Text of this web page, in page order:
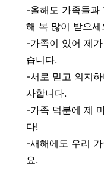
-올해도 가족들과
해 복 많이 받으세
-가족이 있어 제
습니다.
-서로 믿고 의지
사합니다.
-가족 덕분에 제
다!
-새해에도 우리
요.